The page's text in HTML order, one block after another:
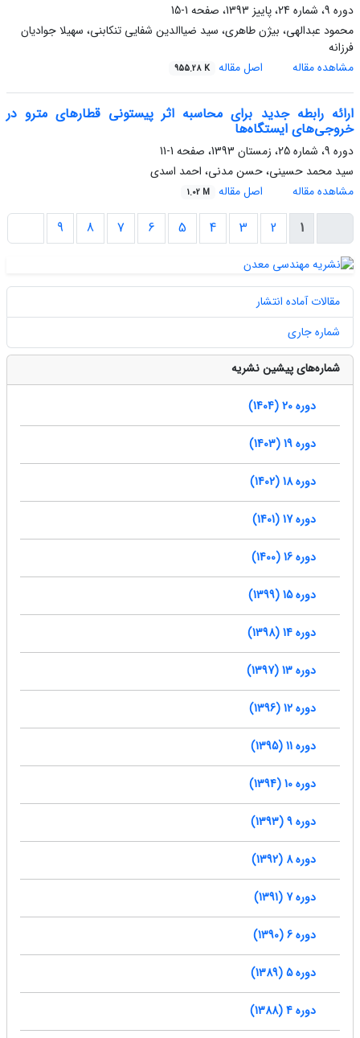
دوره 9، شماره 24، پاییز 1393، صفحه
1-15
محمود عبدالهی، بیژن طاهری، سید ضیاالدین شفایی تنکابنی، سهیلا جوادیان
فرزانه
مشاهده مقاله
اصل مقاله 955.28 K
ارائه رابطه جدید برای محاسبه اثر پیستونی قطارهای مترو در
خروجی‌های ایستگاه‌ها
دوره 9، شماره 25، زمستان 1393، صفحه
1-11
سید محمد حسینی، حسن مدنی، احمد اسدی
مشاهده مقاله
اصل مقاله 1.02 M
1
2
3
4
5
6
7
8
9
مقالات آماده انتشار
شماره جاری
شماره‌های پیشین نشریه
دوره 20 (1404)
دوره 19 (1403)
دوره 18 (1402)
دوره 17 (1401)
دوره 16 (1400)
دوره 15 (1399)
دوره 14 (1398)
دوره 13 (1397)
دوره 12 (1396)
دوره 11 (1395)
دوره 10 (1394)
دوره 9 (1393)
دوره 8 (1392)
دوره 7 (1391)
دوره 6 (1390)
دوره 5 (1389)
دوره 4 (1388)